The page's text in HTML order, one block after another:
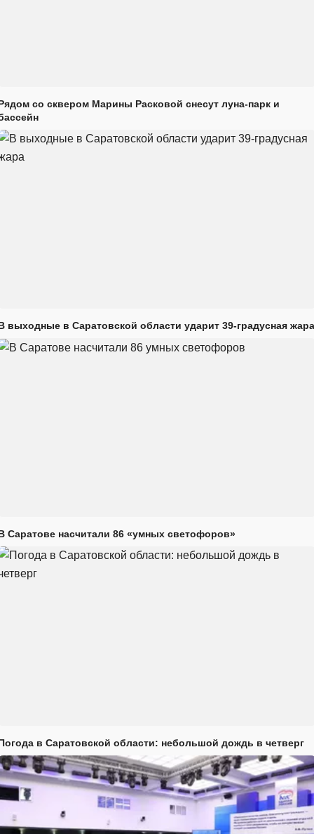
со сквером Марины Расковой снесут луна-парк и
выходные в Саратовской области ударит 39-градусная жара
Саратове насчитали 86 «умных светофоров»
в Саратовской области: небольшой дождь в четверг